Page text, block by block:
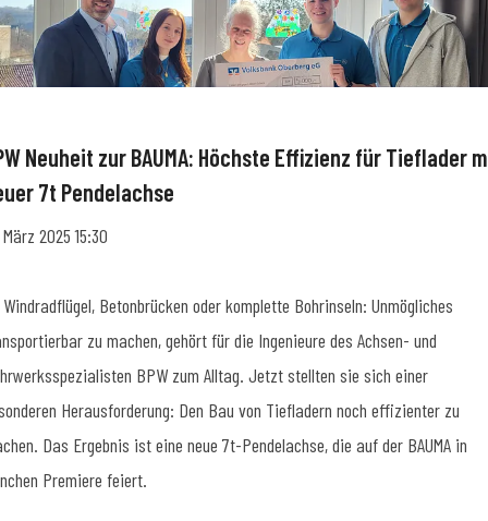
Neuheit zur BAUMA: Höchste Effizienz für Tieflader
7t Pendelachse
März 2025 15:30
Windradflügel, Betonbrücken oder komplette Bohrinseln: Unmögliches
zu machen, gehört für die Ingenieure des Achsen- und
BPW zum Alltag. Jetzt stellten sie sich einer
Herausforderung: Den Bau von Tiefladern noch effizienter zu
Das Ergebnis ist eine neue 7t-Pendelachse, die auf der BAUMA in
Premiere feiert.